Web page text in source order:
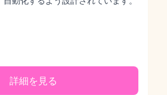
詳細を見る